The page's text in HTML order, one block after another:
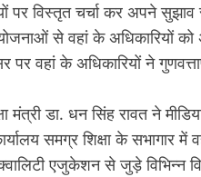
पर विस्तृत चर्चा कर अपने
योजनाओं से वहां के अधिकारियों
पर वहां के अधिकारियों ने
मंत्री डा. धन सिंह रावत ने
समग्र शिक्षा के सभागार
एजुकेशन से जुड़े विभिन्न